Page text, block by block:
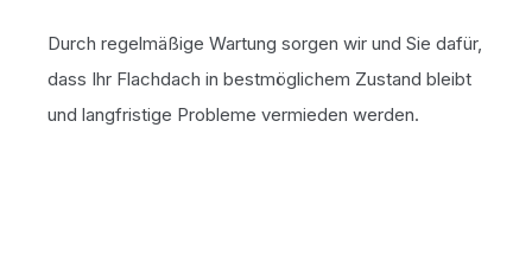
Durch regelmäßige Wartung sorgen wir und Sie dafür,
dass Ihr Flachdach in bestmöglichem Zustand bleibt
und langfristige Probleme vermieden werden.